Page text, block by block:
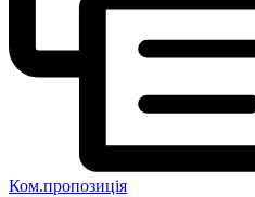
Ком.пропозиція